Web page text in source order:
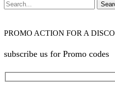
PROMO ACTION FOR A
subscribe us for Promo codes